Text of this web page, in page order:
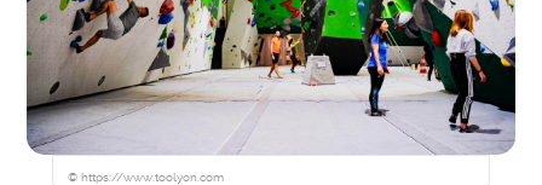
© https://www.toolyon.com